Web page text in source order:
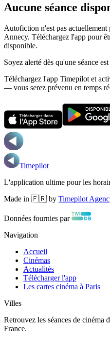
Aucune séance
Autofiction n'est pas actuellement
Annecy. Téléchargez l'app pour
disponible.
Soyez alerté dès qu'une séance
Téléchargez l'app Timepilot et
— vous serez prévenu en temps
Timepilot
L'application ultime pour les
Made in 🇫🇷 by Timepilot
Données fournies par
Navigation
Accueil
Cinémas
Actualités
Télécharger l'app
Les cartes cinéma à Paris
Villes
Retrouvez les séances de cinéma
France.